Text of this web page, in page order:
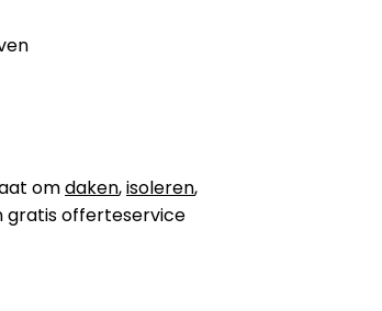
omdaken,isoleren,
gratis offerteservice